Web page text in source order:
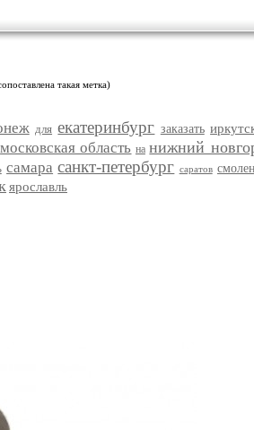
такая метка)
для екатеринбург заказать
московская область на нижний
самара санкт-петербург саратов
ярославль